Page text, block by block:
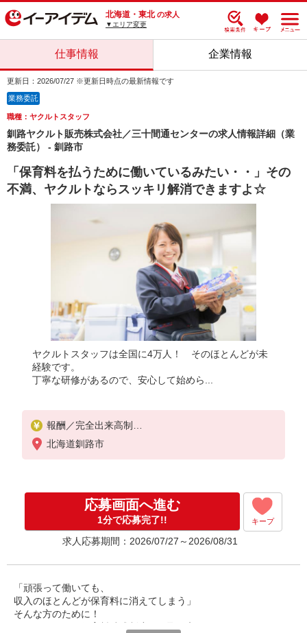
北海道・東北 の求人
▼エリア変更
仕事情報 企業情報
更新日：2026/07/27 ※更新日時点の最新情報です
業務委託
職種：ヤクルトスタッフ
釧路ヤクルト販売株式会社／三十間通センターの求人情報詳細（業
務委託） - 釧路市
「保育料を払うために働いているみたい・・」その
不満、ヤクルトならスッキリ解消できますよ☆
ヤクルトスタッフは全国に4万人！ そのほとんどが未
経験です。
丁寧な研修があるので、安心して始めら...
報酬／完全出来高制
☆少日数から気軽に始められます！
月額80,000円〜
※研修期間中は日当支払あり（5日間：時給1000円）
北海道釧路市
応募画面へ進む
1分で応募完了!! キープ
求人応募期間：2026/07/27～2026/08/31
「頑張って働いても、
収入のほとんどが保育料に消えてしまう」
そんな方のために！